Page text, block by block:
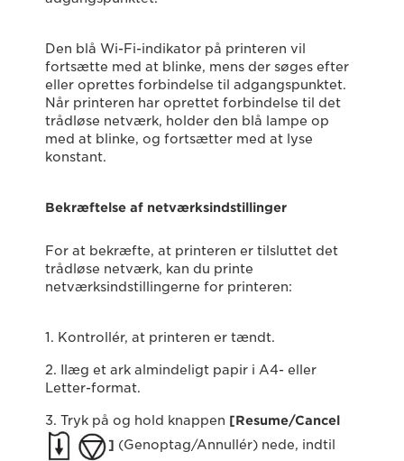
Den blå Wi-Fi-indikator på printeren vil
fortsætte med at blinke, mens der søges efter
eller oprettes forbindelse til adgangspunktet.
Når printeren har oprettet forbindelse til det
trådløse netværk, holder den blå lampe op
med at blinke, og fortsætter med at lyse
konstant.
Bekræftelse af netværksindstillinger
For at bekræfte, at printeren er tilsluttet det
trådløse netværk, kan du printe
netværksindstillingerne for printeren:
1. Kontrollér, at printeren er tændt.
2. Ilæg et ark almindeligt papir i A4- eller
Letter-format.
3. Tryk på og hold knappen [Resume/Cancel
] (Genoptag/Annullér) nede, indtil